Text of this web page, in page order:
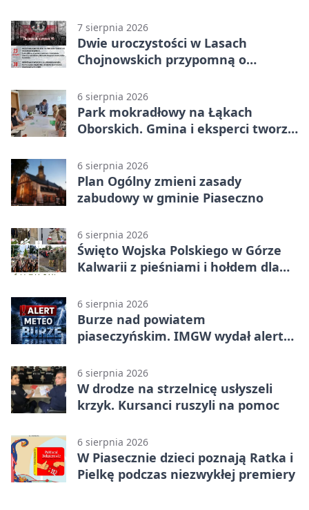
7 sierpnia 2026
Dwie uroczystości w Lasach
Chojnowskich przypomną o
6 sierpnia 2026
Park mokradłowy na Łąkach
Oborskich. Gmina i eksperci tworzą
6 sierpnia 2026
Plan Ogólny zmieni zasady
zabudowy w gminie Piaseczno
6 sierpnia 2026
Święto Wojska Polskiego w Górze
Kalwarii z pieśniami i hołdem dla
6 sierpnia 2026
Burze nad powiatem
piaseczyńskim. IMGW wydał alert
6 sierpnia 2026
W drodze na strzelnicę usłyszeli
krzyk. Kursanci ruszyli na pomoc
6 sierpnia 2026
W Piasecznie dzieci poznają Ratka i
Pielkę podczas niezwykłej premiery